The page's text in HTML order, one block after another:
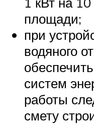
площади;
при
водяного
систем
работы
смету